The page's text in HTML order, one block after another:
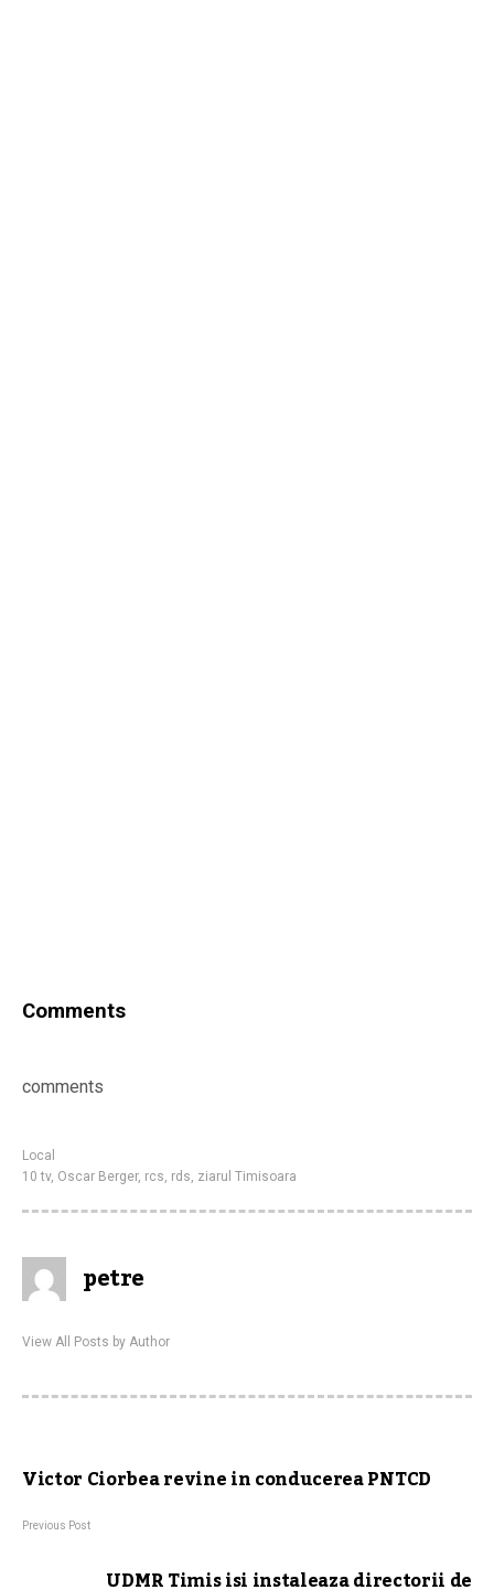
Comments
comments
Local
10 tv, Oscar Berger, rcs, rds, ziarul Timisoara
petre
View All Posts by Author
Victor Ciorbea revine in conducerea PNTCD
Previous Post
UDMR Timis isi instaleaza directorii de